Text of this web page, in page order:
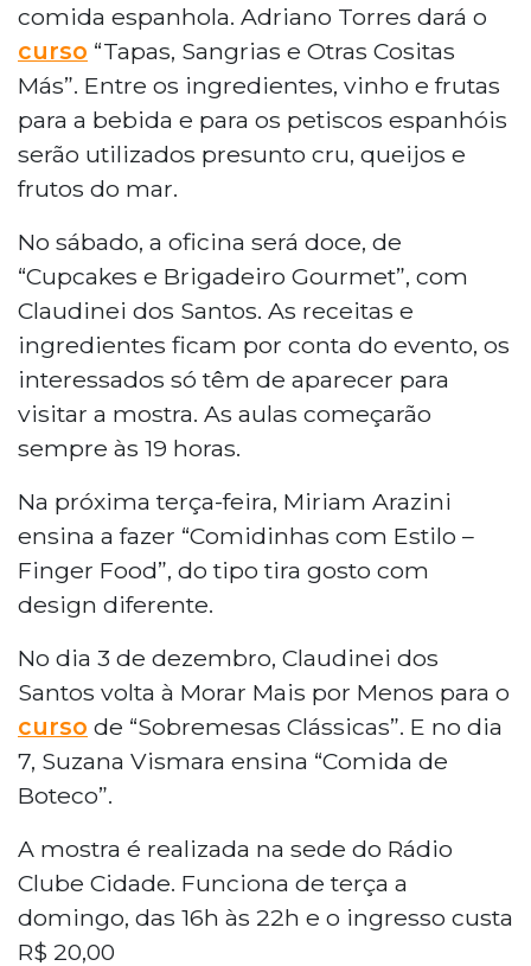
comida espanhola. Adriano Torres dará o
curso “Tapas, Sangrias e Otras Cositas
Más”. Entre os ingredientes, vinho e frutas
para a bebida e para os petiscos espanhóis
serão utilizados presunto cru, queijos e
frutos do mar.
No sábado, a oficina será doce, de
“Cupcakes e Brigadeiro Gourmet”, com
Claudinei dos Santos. As receitas e
ingredientes ficam por conta do evento, os
interessados só têm de aparecer para
visitar a mostra. As aulas começarão
sempre às 19 horas.
Na próxima terça-feira, Miriam Arazini
ensina a fazer “Comidinhas com Estilo –
Finger Food”, do tipo tira gosto com
design diferente.
No dia 3 de dezembro, Claudinei dos
Santos volta à Morar Mais por Menos para o
curso de “Sobremesas Clássicas”. E no dia
7, Suzana Vismara ensina “Comida de
Boteco”.
A mostra é realizada na sede do Rádio
Clube Cidade. Funciona de terça a
domingo, das 16h às 22h e o ingresso custa
R$ 20,00